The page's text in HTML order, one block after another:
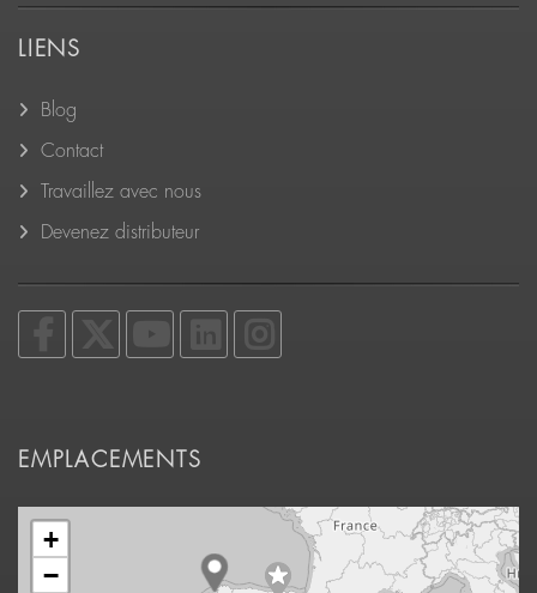
LIENS
Blog
Contact
Travaillez avec nous
Devenez distributeur
EMPLACEMENTS
+
−